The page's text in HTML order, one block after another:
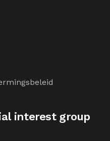
interest group